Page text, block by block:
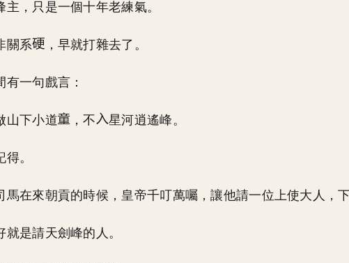
主，只是一個十年老練氣。
關系 ，早就打雜去了。
有一句戲言：
山下小道 ，不 星河逍遙峰。
得。
馬在來朝貢的時候，皇帝千叮萬囑，讓他請一位上使大人，下
就是請天劍峰的人。